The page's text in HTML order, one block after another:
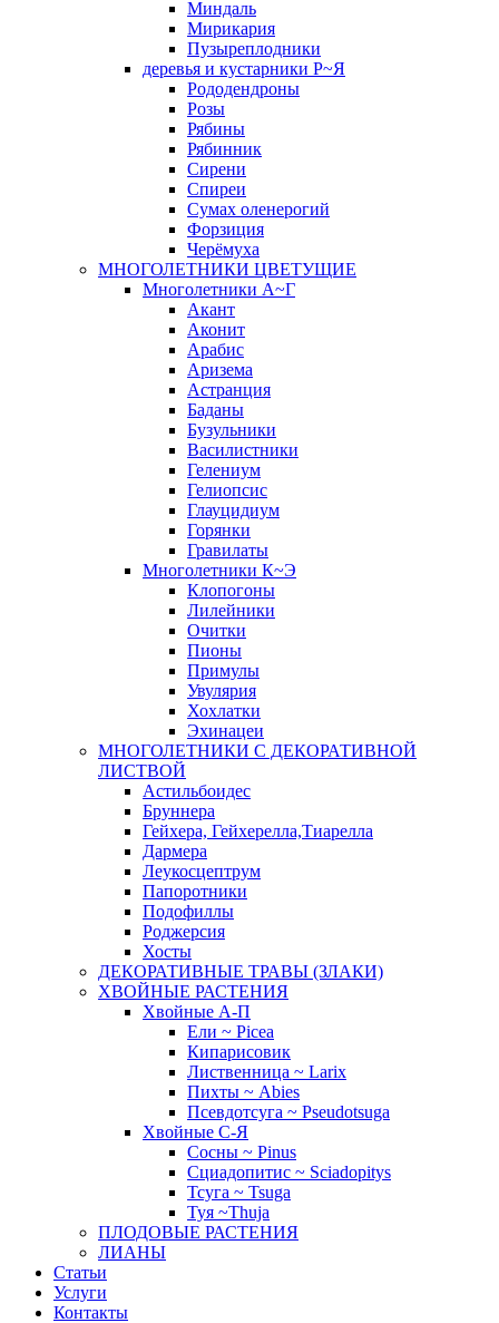
Миндаль
Мирикария
Пузыреплодники
деревья и кустарники Р~Я
Рододендроны
Розы
Рябины
Рябинник
Сирени
Спиреи
Сумах оленерогий
Форзиция
Черёмуха
МНОГОЛЕТНИКИ ЦВЕТУЩИЕ
Многолетники А~Г
Акант
Аконит
Арабис
Аризема
Астранция
Баданы
Бузульники
Василистники
Гелениум
Гелиопсис
Глауцидиум
Горянки
Гравилаты
Многолетники К~Э
Клопогоны
Лилейники
Очитки
Пионы
Примулы
Увулярия
Хохлатки
Эхинацеи
МНОГОЛЕТНИКИ С ДЕКОРАТИВНОЙ
ЛИСТВОЙ
Астильбоидес
Бруннера
Гейхера, Гейхерелла,Тиарелла
Дармера
Леукосцептрум
Папоротники
Подофиллы
Роджерсия
Хосты
ДЕКОРАТИВНЫЕ ТРАВЫ (ЗЛАКИ)
ХВОЙНЫЕ РАСТЕНИЯ
Хвойные А-П
Ели ~ Picea
Кипарисовик
Лиственница ~ Larix
Пихты ~ Abies
Псевдотсуга ~ Pseudotsuga
Хвойные С-Я
Сосны ~ Pinus
Сциадопитис ~ Sciadopitys
Тсуга ~ Tsuga
Туя ~Thuja
ПЛОДОВЫЕ РАСТЕНИЯ
ЛИАНЫ
Статьи
Услуги
Контакты